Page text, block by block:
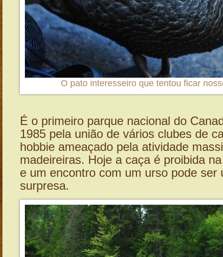
O pato interesseiro que tentou ficar
É o primeiro parque nacional do
1985 pela união de vários clubes de
hobbie ameaçado pela atividade
madeireiras. Hoje a caça é proibida
e um encontro com um urso pode ser
surpresa.